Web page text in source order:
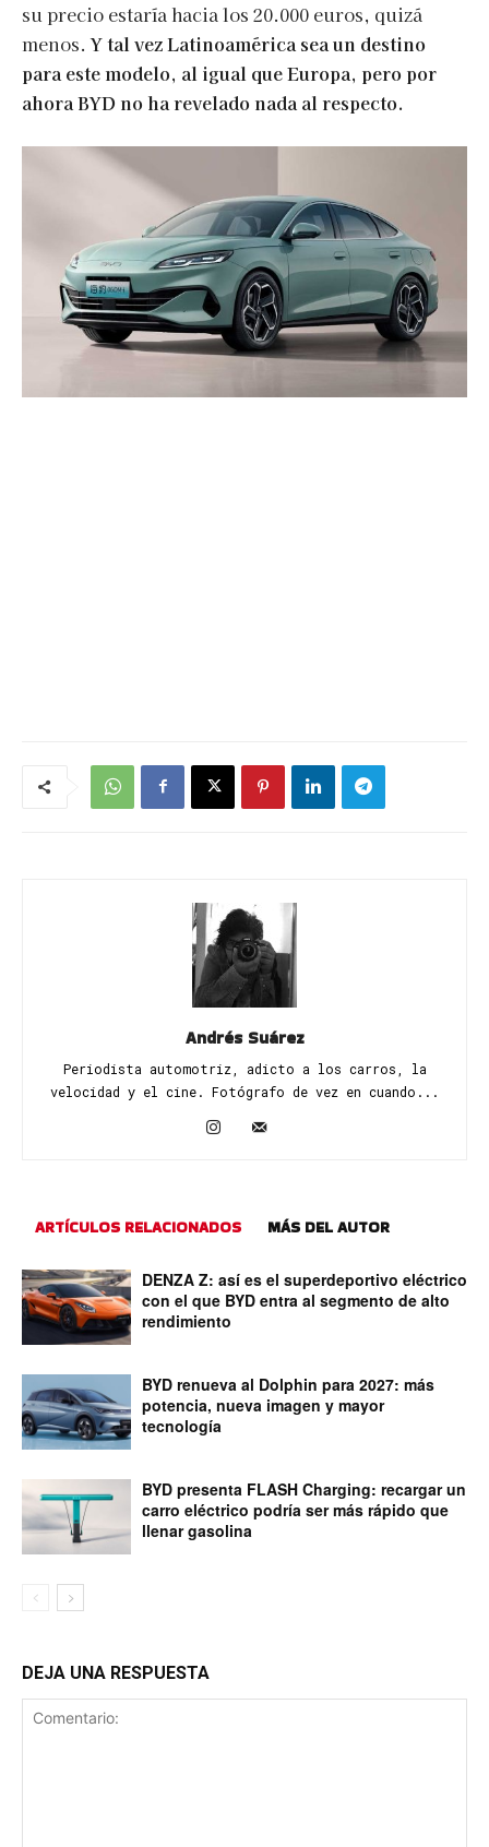
su precio estaría hacia los 20.000 euros, quizá
menos.Y tal vez Latinoamérica sea un destino
para este modelo, al igual que Europa, pero por
ahora BYD no ha revelado nada al respecto.
Andrés Suárez
Periodista automotriz, adicto a los carros, la
velocidad y el cine. Fotógrafo de vez en cuando...
ARTÍCULOS RELACIONADOS MÁS DEL AUTOR
DENZA Z: así es el superdeportivo eléctrico
con el que BYD entra al segmento de alto
rendimiento
BYD renueva al Dolphin para 2027: más
potencia, nueva imagen y mayor
tecnología
BYD presenta FLASH Charging: recargar un
carro eléctrico podría ser más rápido que
llenar gasolina
DEJA UNA RESPUESTA